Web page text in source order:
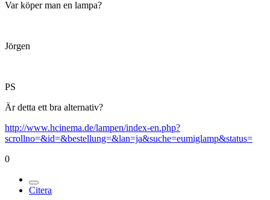
Var köper man en lampa?
Jörgen
PS
Är detta ett bra alternativ?
http://www.hcinema.de/lampen/index-en.php?
scrollno=&id=&bestellung=&lan=ja&suche=eumiglamp&status=
0
Citera